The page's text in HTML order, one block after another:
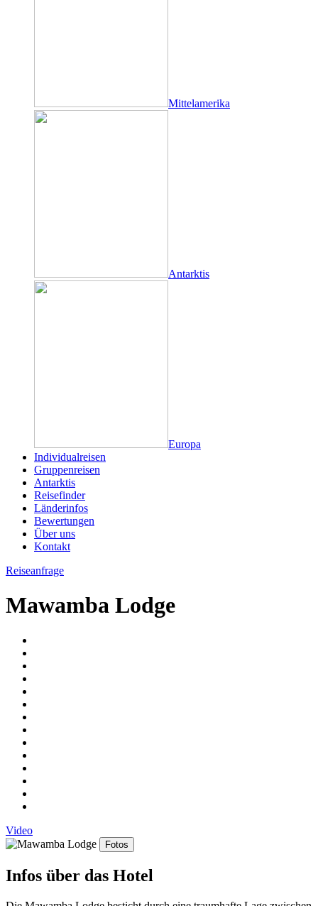
Mittelamerika
Antarktis
Europa
Individualreisen
Gruppenreisen
Antarktis
Reisefinder
Länderinfos
Bewertungen
Über uns
Kontakt
Reiseanfrage
Mawamba Lodge
Video
Fotos
Infos über das Hotel